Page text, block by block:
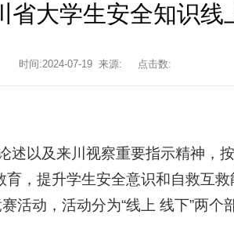
省大学生安全知识线
时间:2024-07-19 来源: 点击数:
述以及来川视察重要指示精神，
，提升学生安全意识和自救互
活动，活动分为“线上 线下”两